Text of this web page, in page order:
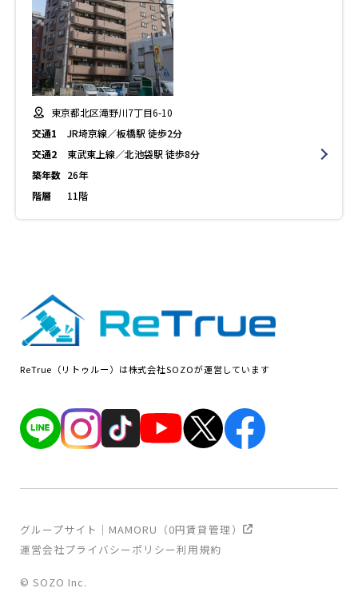
東京都北区滝野川7丁目6-10
交通1
JR埼京線／板橋駅 徒歩2分
交通2
東武東上線／北池袋駅 徒歩8分
築年数 26年
階層
11階
ReTrue（リトゥルー）は株式会社SOZOが運営しています
運営会社プライバシーポリシー利用規約
グループサイト｜MAMORU（0円賃貸管理）
© SOZO Inc.